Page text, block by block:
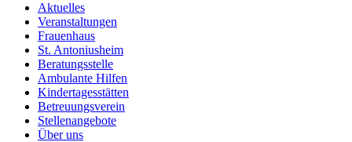
Aktuelles
Veranstaltungen
Frauenhaus
St. Antoniusheim
Beratungsstelle
Ambulante Hilfen
Kindertagesstätten
Betreuungsverein
Stellenangebote
Über uns